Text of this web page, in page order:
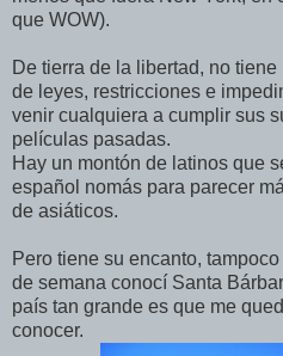
que WOW).
De tierra de la libertad, no
de leyes, restricciones e
venir cualquiera a cumplir sus
películas pasadas.
Hay un montón de latinos que
español nomás para parecer
de asiáticos.
Pero tiene su encanto,
de semana conocí Santa
país tan grande es que me
conocer.